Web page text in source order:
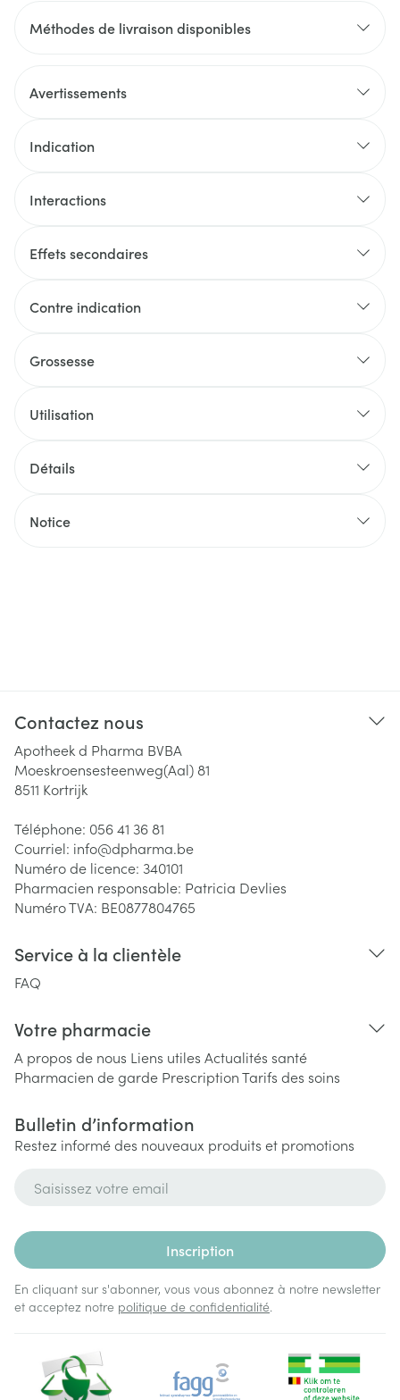
Méthodes de livraison disponibles
Avertissements
Indication
Interactions
Effets secondaires
Contre indication
Grossesse
Utilisation
Détails
Notice
Contactez nous
Apotheek d Pharma BVBA
Moeskroensesteenweg(Aal) 81
8511 Kortrijk
Téléphone: 056 41 36 81
Courriel: info@dpharma.be
Numéro de licence: 340101
Pharmacien responsable: Patricia Devlies
Numéro TVA: BE0877804765
Service à la clientèle
FAQ
Votre pharmacie
A propos de nous Liens utiles Actualités santé
Pharmacien de garde PrescriptionTarifs des soins
Bulletin d’information
Restez informé des nouveaux produits et promotions
Inscription
En cliquant sur s'abonner, vous vous abonnez à notre newsletter
et acceptez notre politique de confidentialité.